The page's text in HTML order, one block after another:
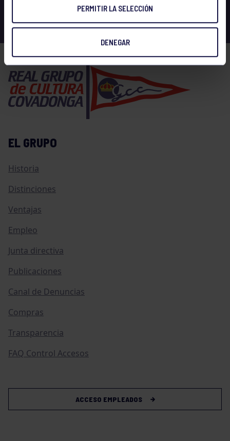
PERMITIR LA SELECCIÓN
DENEGAR
EL GRUPO
Historia
Distinciones
Ventajas
Empleo
Junta directiva
Publicaciones
Canal de Denuncias
Compras
Transparencia
FAQ Control Accesos
ACCESO EMPLEADOS